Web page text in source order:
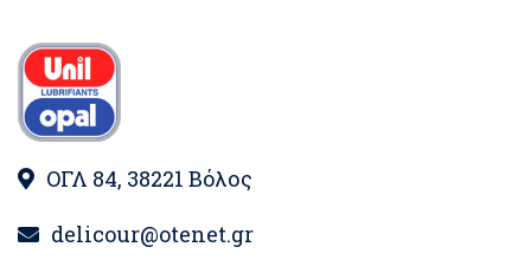
ΟΓΛ 84, 38221 Βόλος
delicour@otenet.gr